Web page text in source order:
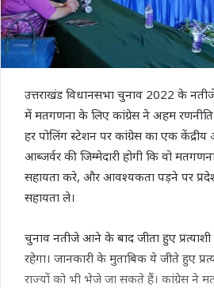
उत्तराखंड विधानसभा चुनाव 2022 के
में मतगणना के लिए कांग्रेस ने अहम
हर पोलिंग स्टेशन पर कांग्रेस का एक केंद्रीय
आब्जर्वर की जिम्मेदारी होगी कि वो
सहायता करे, और आवश्यकता पड़ने पर प्रदेश
सहायता ले।
चुनाव नतीजे आने के बाद जीता हुए प्रत्याशी
रहेगा। जानकारी के मुताबिक ये जीते हुए
राज्यों को भी भेजे जा सकते हैं। कांग्रेस ने